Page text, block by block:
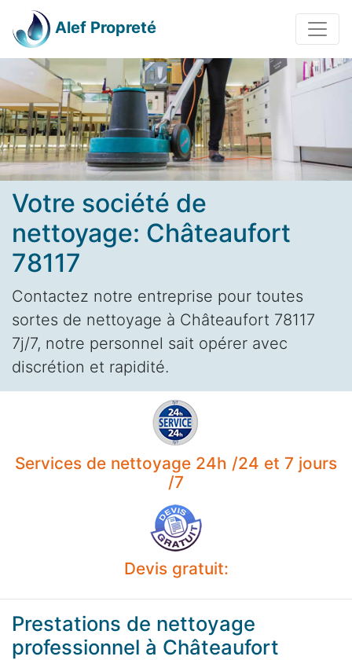
Alef Propreté
Votre société de
nettoyage: Châteaufort
78117
Contactez notre entreprise pour toutes
sortes de nettoyage à Châteaufort 78117
7j/7, notre personnel sait opérer avec
discrétion et rapidité.
Services de nettoyage 24h /24 et 7 jours
/7
Devis gratuit:
Prestations de nettoyage
professionnel à Châteaufort